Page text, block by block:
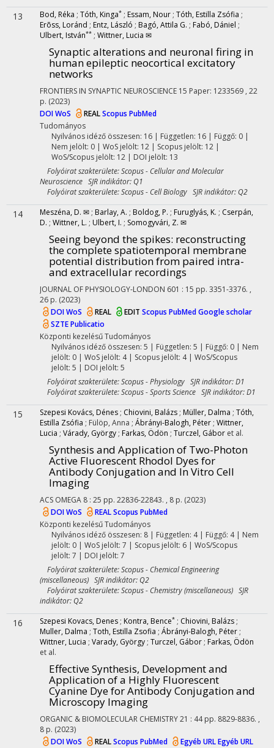
13 Bod, Réka ; Tóth, Kinga* ; Essam, Nour ; Tóth, Estilla Zsófia ;
Erõss, Loránd ; Entz, László ; Bagó, Attila G. ; Fabó, Dániel ;
Ulbert, István** ; Wittner, Lucia ✉
Synaptic alterations and neuronal firing in
human epileptic neocortical excitatory
networks
FRONTIERS IN SYNAPTIC NEUROSCIENCE 15 Paper: 1233569 , 22
p. (2023)
DOIWoS REALScopus PubMed
Tudományos
Nyilvános idéző összesen: 16| Független: 16 | Függő: 0 |
Nem jelölt: 0 | WoS jelölt: 12 | Scopus jelölt: 12 |
WoS/Scopus jelölt: 12 | DOI jelölt: 13
Folyóirat szakterülete: Scopus - Cellular and Molecular
Neuroscience SJR indikátor: Q1
Folyóirat szakterülete: Scopus - Cell Biology SJR indikátor: Q2
14 Meszéna, D. ✉ ; Barlay, A. ; Boldog, P. ; Furuglyás, K. ; Cserpán,
D. ; Wittner, L. ; Ulbert, I. ; Somogyvári, Z. ✉
Seeing beyond the spikes: reconstructing
the complete spatiotemporal membrane
potential distribution from paired intra-
and extracellular recordings
JOURNAL OF PHYSIOLOGY-LONDON 601 : 15 pp. 3351-3376. ,
26 p. (2023)
DOIWoS REAL EDIT Scopus PubMedGoogle scholar
SZTE Publicatio
Központi kezelésűTudományos
Nyilvános idéző összesen: 5 | Független: 5 | Függő: 0 | Nem
jelölt: 0 | WoS jelölt: 4 | Scopus jelölt: 4 | WoS/Scopus
jelölt: 5 | DOI jelölt: 5
Folyóirat szakterülete: Scopus - Physiology SJR indikátor: D1
Folyóirat szakterülete: Scopus - Sports Science SJR indikátor: D1
15 Szepesi Kovács, Dénes ; Chiovini, Balázs ; Müller, Dalma ; Tóth,
Estilla Zsófia ; Fülöp, Anna ; Ábrányi-Balogh, Péter ; Wittner,
Lucia ; Várady, György ; Farkas, Ödön ; Turczel, Gábor et al.
Synthesis and Application of Two-Photon
Active Fluorescent Rhodol Dyes for
Antibody Conjugation and In Vitro Cell
Imaging
ACS OMEGA 8 : 25 pp. 22836-22843. , 8 p. (2023)
DOIWoS REALScopus PubMed
Központi kezelésűTudományos
Nyilvános idéző összesen: 8| Független: 4 | Függő: 4 | Nem
jelölt: 0 | WoS jelölt: 7 | Scopus jelölt: 6 | WoS/Scopus
jelölt: 7 | DOI jelölt: 7
Folyóirat szakterülete: Scopus - Chemical Engineering
(miscellaneous) SJR indikátor: Q2
Folyóirat szakterülete: Scopus - Chemistry (miscellaneous) SJR
indikátor: Q2
16 Szepesi Kovacs, Denes ; Kontra, Bence* ; Chiovini, Balázs ;
Muller, Dalma ; Toth, Estilla Zsofia ; Ábrányi-Balogh, Péter ;
Wittner, Lucia ; Varady, György ; Turczel, Gábor ; Farkas, Ödön
et al.
Effective Synthesis, Development and
Application of a Highly Fluorescent
Cyanine Dye for Antibody Conjugation and
Microscopy Imaging
ORGANIC & BIOMOLECULAR CHEMISTRY21 : 44 pp. 8829-8836. ,
8 p. (2023)
DOIWoS REALScopus PubMed Egyéb URLEgyéb URL